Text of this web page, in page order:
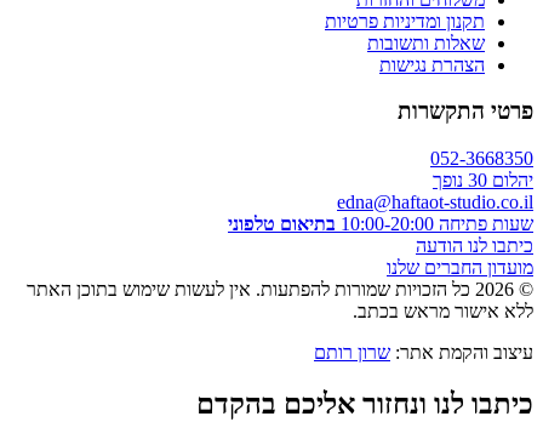
תקנון ומדיניות פרטיות
שאלות ותשובות
הצהרת נגישות
פרטי התקשרות
052-3668350
יהלום 30 נופך
edna@haftaot-studio.co.il
שעות פתיחה 10:00-20:00
בתיאום טלפוני
כיתבו לנו הודעה
מועדון החברים שלנו
© 2026 כל הזכויות שמורות להפתעות. אין לעשות שימוש בתוכן האתר
ללא אישור מראש בכתב.
עיצוב והקמת אתר: שרון רותם
כיתבו לנו ונחזור אליכם בהקדם